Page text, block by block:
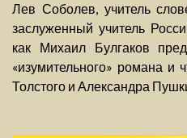
Лев Соболев, учитель
заслуженный учитель
как Михаил Булгаков
«изумительного» романа и
Толстого и Александра